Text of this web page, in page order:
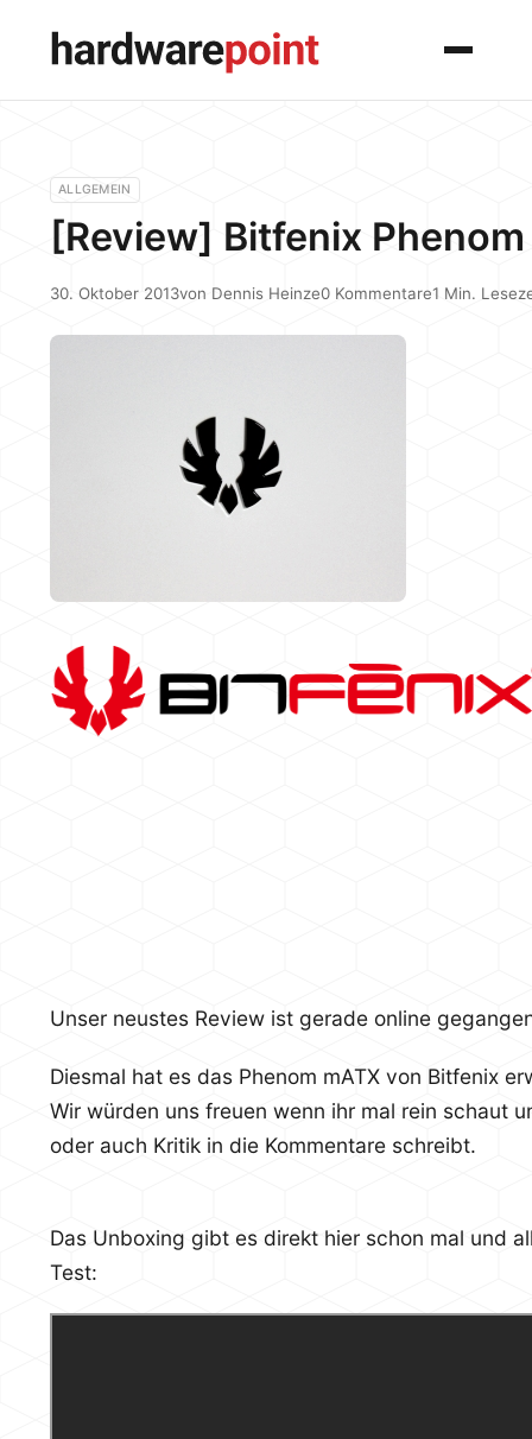
Menü
ALLGEMEIN
[Review] Bitfenix Phenom
30. Oktober 2013von Dennis Heinze0 Kommentare1 Min.
Unser neustes Review ist gerade online
Diesmal hat es das Phenom mATX von Bitfenix
Wir würden uns freuen wenn ihr mal rein schaut
oder auch Kritik in die Kommentare schreibt.
Das Unboxing gibt es direkt hier schon mal und
Test: